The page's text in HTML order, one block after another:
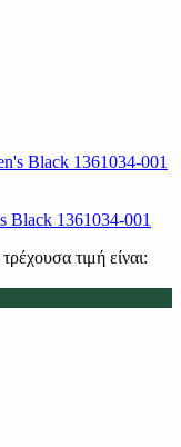
Black 1361034-001
τιμή είναι: